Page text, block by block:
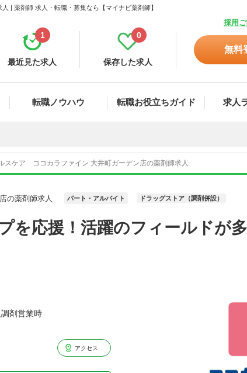
| 薬剤師 求人・転職・募集なら【マイナビ薬剤師】
採用
最近見た求人
1
保存した求人
0
無料
転職ノウハウ 転職お役立ちガイド 求人
スケア ココカラファイン 大井町ガーデン店の薬剤師求人
の薬剤師求人 パート・アルバイト ドラッグストア（調剤併設）
を応援！活躍のフィールドが
剤営業時
アクセス